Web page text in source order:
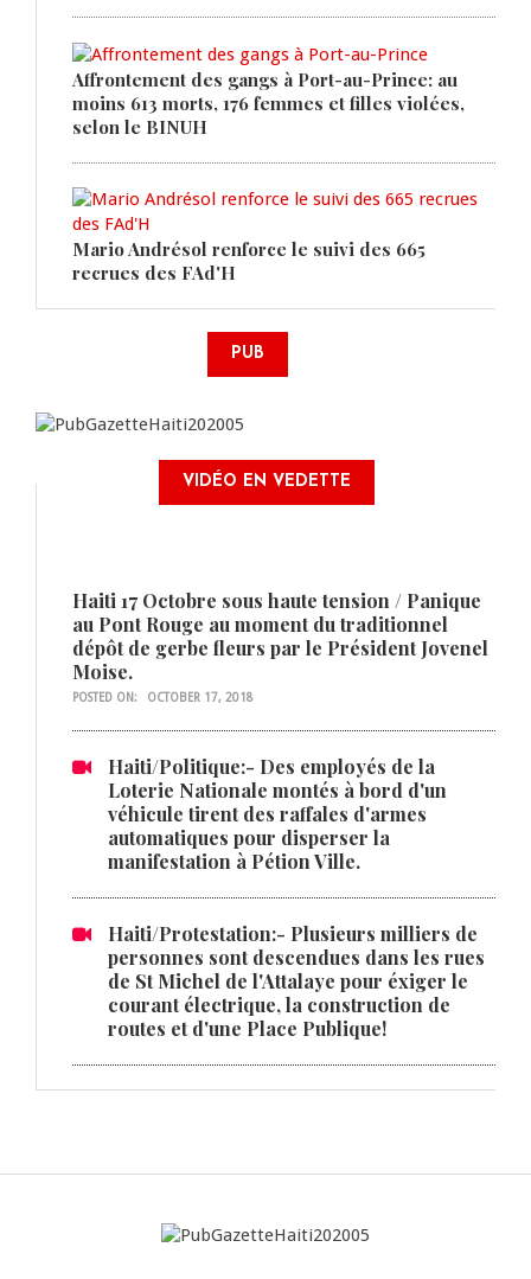
Affrontement des gangs à Port-au-Prince: au
moins 613 morts, 176 femmes et filles violées,
selon le BINUH
Mario Andrésol renforce le suivi des 665
recrues des FAd'H
PUB
VIDÉO EN VEDETTE
Haiti 17 Octobre sous haute tension / Panique
au Pont Rouge au moment du traditionnel
dépôt de gerbe fleurs par le Président Jovenel
Moise.
POSTED ON: OCTOBER 17, 2018
Haiti/Politique:- Des employés de la
Loterie Nationale montés à bord d'un
véhicule tirent des raffales d'armes
automatiques pour disperser la
manifestation à Pétion Ville.
Haiti/Protestation:- Plusieurs milliers de
personnes sont descendues dans les rues
de St Michel de l'Attalaye pour éxiger le
courant électrique, la construction de
routes et d'une Place Publique!